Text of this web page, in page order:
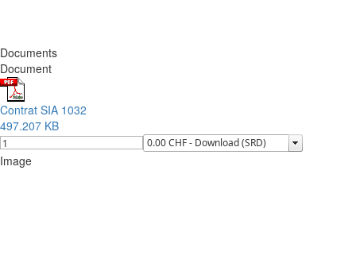
Documents
Document
Contrat SIA 1032
497.207 KB
Image